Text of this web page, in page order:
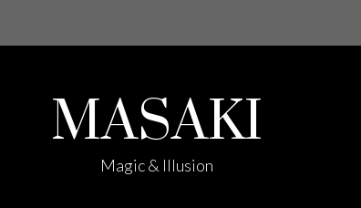
MASAKI
Magic & Illusion